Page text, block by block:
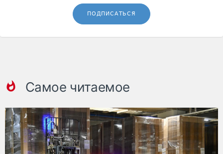
Топливо, масла и
автохимия
ПОДПИСАТЬСЯ
Самое читаемое